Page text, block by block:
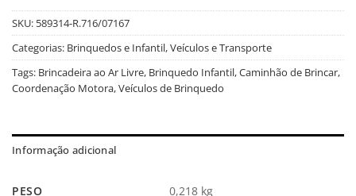
SKU: 589314-R.716/07167
Categorias: Brinquedos e Infantil,Veículos e Transporte
Tags: Brincadeira ao Ar Livre, Brinquedo Infantil,Caminhão de Brincar,
Coordenação Motora,Veículos de Brinquedo
Informação adicional
PESO
0,218 kg